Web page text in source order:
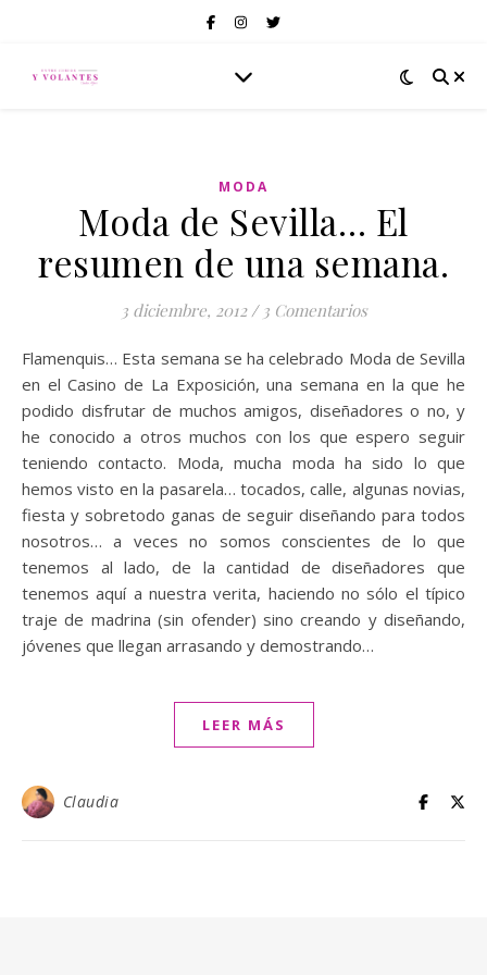
MODA
Moda de Sevilla… El
resumen de una semana.
3 diciembre, 2012 / 3 Comentarios
Flamenquis… Esta semana se ha celebrado Moda de Sevilla
en el Casino de La Exposición, una semana en la que he
podido disfrutar de muchos amigos, diseñadores o no, y
he conocido a otros muchos con los que espero seguir
teniendo contacto. Moda, mucha moda ha sido lo que
hemos visto en la pasarela… tocados, calle, algunas novias,
fiesta y sobretodo ganas de seguir diseñando para todos
nosotros… a veces no somos conscientes de lo que
tenemos al lado, de la cantidad de diseñadores que
tenemos aquí a nuestra verita, haciendo no sólo el típico
traje de madrina (sin ofender) sino creando y diseñando,
jóvenes que llegan arrasando y demostrando…
LEER MÁS
Claudia